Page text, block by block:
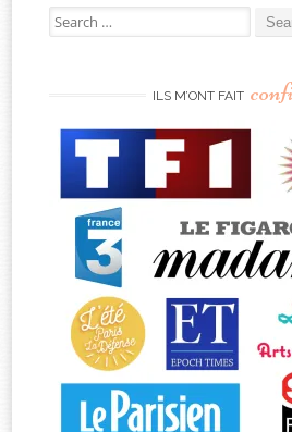
Search
for:
ILS M’ONT FAIT